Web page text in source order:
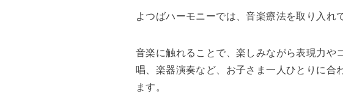
よつばハーモニーでは、音楽療法を取り入れ
音楽に触れることで、楽しみながら表現力や
唱、楽器演奏など、お子さま一人ひとりに合
ます。